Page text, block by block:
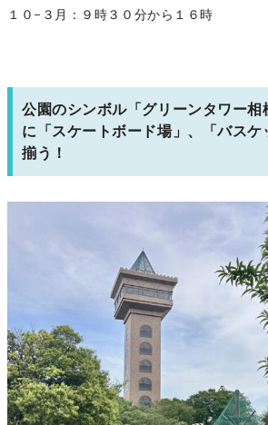
１０−３月：９時３０分から１６時
公園のシンボル「グリーンタワー相
に「スケートボード場」、「バスケ
揃う！